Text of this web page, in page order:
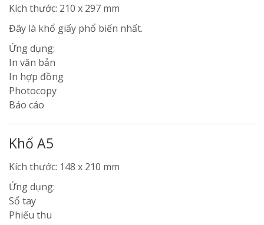
Kích thước: 210 x 297 mm
Đây là khổ giấy phổ biến nhất.
Ứng dụng:
In văn bản
In hợp đồng
Photocopy
Báo cáo
Khổ A5
Kích thước: 148 x 210 mm
Ứng dụng:
Sổ tay
Phiếu thu